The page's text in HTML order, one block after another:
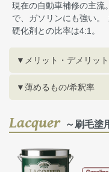
現在の自動車補修の主流
で、ガソリンにも強い。
硬化剤との比率は4:1。
▼メリット・デメリット
▼薄めるもの/希釈率
Lacquer～刷毛塗